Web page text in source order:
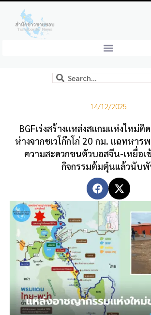
14/12/2025
BGFเร่งสร้างแหล่งสแกมแห่งใหม่ติ
ห่างจากชเวโก๊กโก่ 20 กม. แฉทหาร
ความสะดวกขนตัวบอสจีน-เหยื่อเ
กิจกรรมต้มตุ๋นแล้วนับ